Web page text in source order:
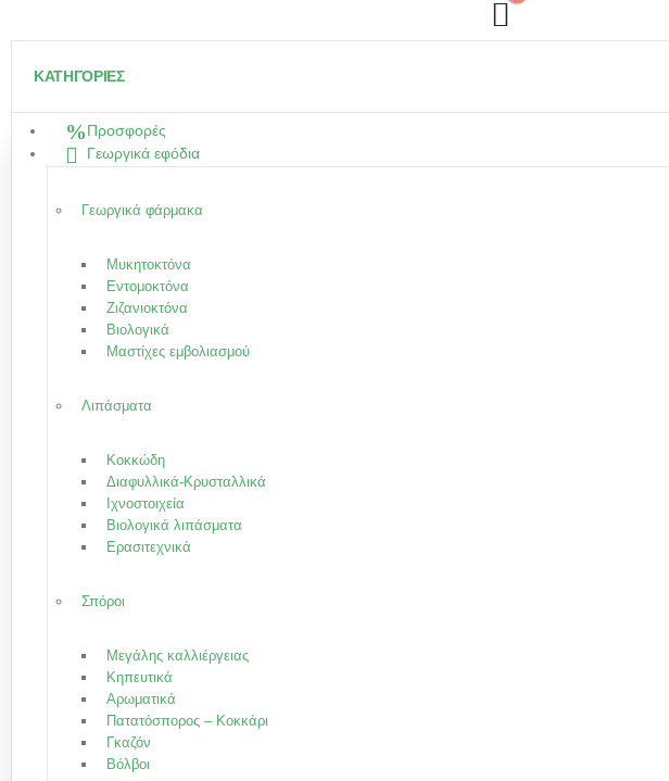
ΚΑΤΗΓΟΡΙΕΣ
Προσφορές
Γεωργικά εφόδια
Γεωργικά φάρμακα
Μυκητοκτόνα
Εντομοκτόνα
Ζιζανιοκτόνα
Βιολογικά
Μαστίχες εμβολιασμού
Λιπάσματα
Κοκκώδη
Διαφυλλικά-Κρυσταλλικά
Ιχνοστοιχεία
Βιολογικά λιπάσματα
Ερασιτεχνικά
Σπόροι
Μεγάλης καλλιέργειας
Κηπευτικά
Αρωματικά
Πατατόσπορος – Κοκκάρι
Γκαζόν
Βόλβοι